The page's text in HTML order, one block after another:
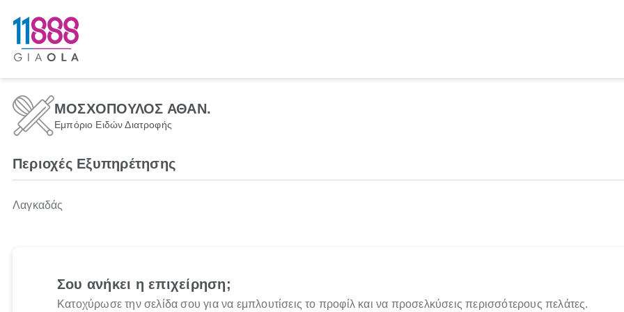
ΜΟΣΧΟΠΟΥΛΟΣ ΑΘΑΝ.
Εμπόριο Ειδών Διατροφής
Περιοχές Εξυπηρέτησης
Λαγκαδάς
Σου ανήκει η επιχείρηση;
Κατοχύρωσε την σελίδα σου για να εμπλουτίσεις το προφίλ και να προσελκύσεις περισσότερους πελάτες.